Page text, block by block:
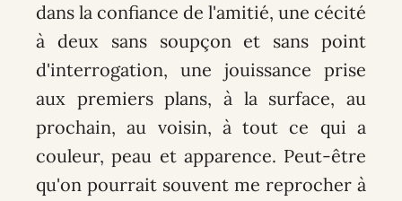
dans la confiance de l'amitié, une cécité
à deux sans soupçon et sans point
d'interrogation, une jouissance prise
aux premiers plans, à la surface, au
prochain, au voisin, à tout ce qui a
couleur, peau et apparence. Peut-être
qu'on pourrait souvent me reprocher à